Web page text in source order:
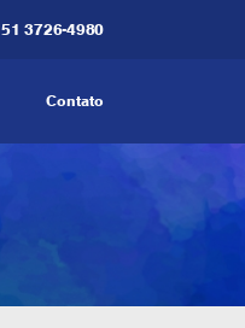
51 3726-4980
Contato